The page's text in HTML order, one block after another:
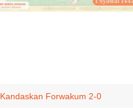
Forwakum 2-0